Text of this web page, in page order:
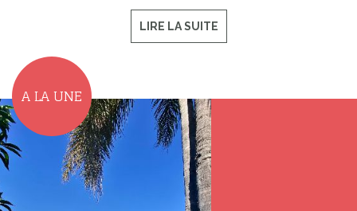
LIRE LA SUITE
A LA UNE